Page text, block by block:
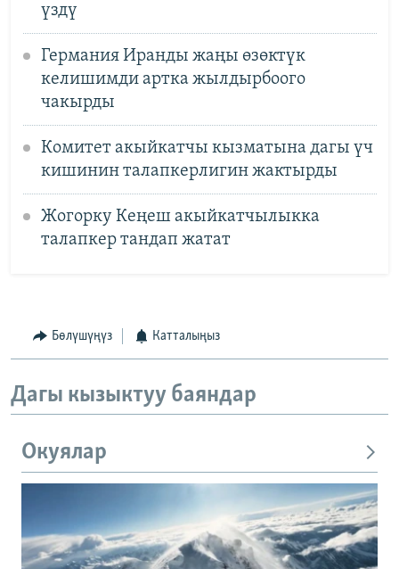
үздү
Германия Иранды жаңы өзөктүк
келишимди артка жылдырбоого
чакырды
Комитет акыйкатчы кызматына дагы үч
кишинин талапкерлигин жактырды
Жогорку Кеңеш акыйкатчылыкка
талапкер тандап жатат
Бөлүшүңүз Катталыңыз
Дагы кызыктуу баяндар
Окуялар